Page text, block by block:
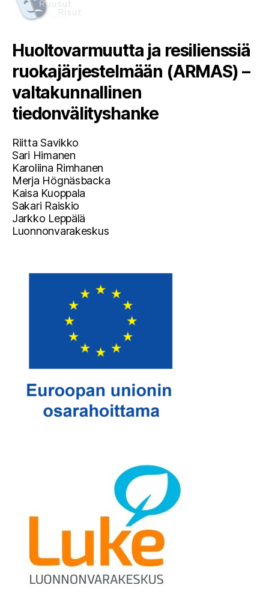
Huoltovarmuutta ja resilienssiä
ruokajärjestelmään (ARMAS) –
valtakunnallinen
tiedonvälityshanke
Riitta Savikko
Sari Himanen
Karoliina Rimhanen
Merja Högnäsbacka
Kaisa Kuoppala
Sakari Raiskio
Jarkko Leppälä
Luonnonvarakeskus